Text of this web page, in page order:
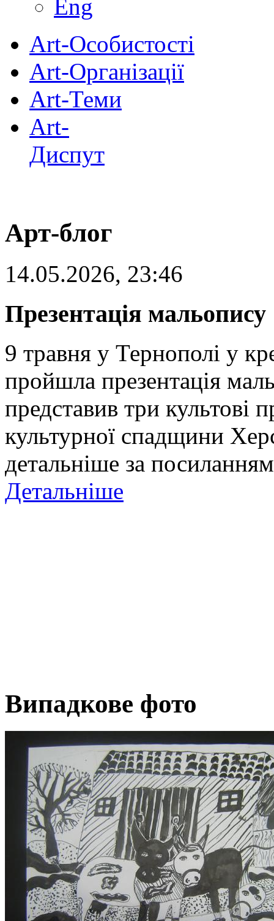
Eng
Art-Особистості
Art-Організації
Art-Теми
Art-
Диспут
Арт-блог
14.05.2026, 23:46
Презентація
9 травня у Тернополі у
пройшла презентація
представив три культові
культурної спадщини
детальніше за
Детальніше
Випадкове фото